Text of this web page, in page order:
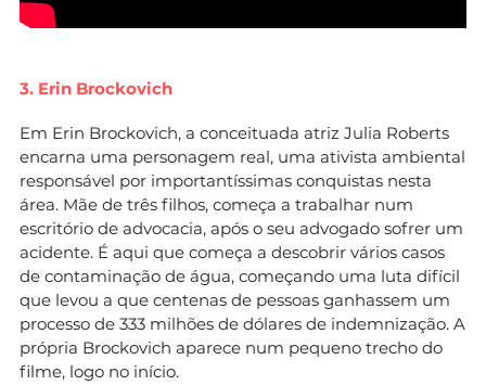
3. Erin Brockovich
Em Erin Brockovich, a conceituada atriz Julia Roberts
encarna uma personagem real, uma ativista ambiental
responsável por importantíssimas conquistas nesta
área. Mãe de três filhos, começa a trabalhar num
escritório de advocacia, após o seu advogado sofrer um
acidente. É aqui que começa a descobrir vários casos
de contaminação de água, começando uma luta difícil
que levou a que centenas de pessoas ganhassem um
processo de 333 milhões de dólares de indemnização. A
própria Brockovich aparece num pequeno trecho do
filme, logo no início.